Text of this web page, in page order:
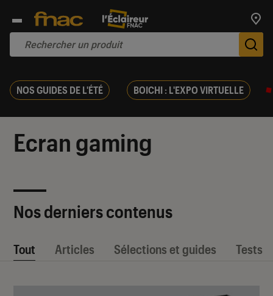
NOS GUIDES DE L'ÉTÉ BOICHI : L'EXPO VIRTUELLE
Ecran gaming
Nos derniers contenus
Tout Articles Sélections et guides Tests